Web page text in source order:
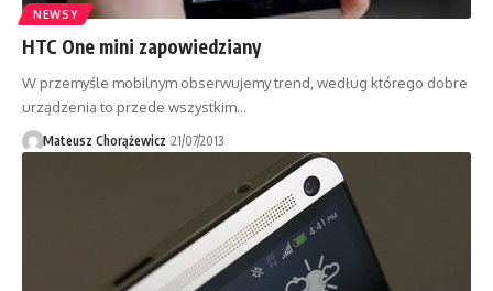
NEWSY
HTC One mini zapowiedziany
W przemyśle mobilnym obserwujemy trend, według którego dobre
urządzenia to przede wszystkim…
Mateusz Chorążewicz 21/07/2013